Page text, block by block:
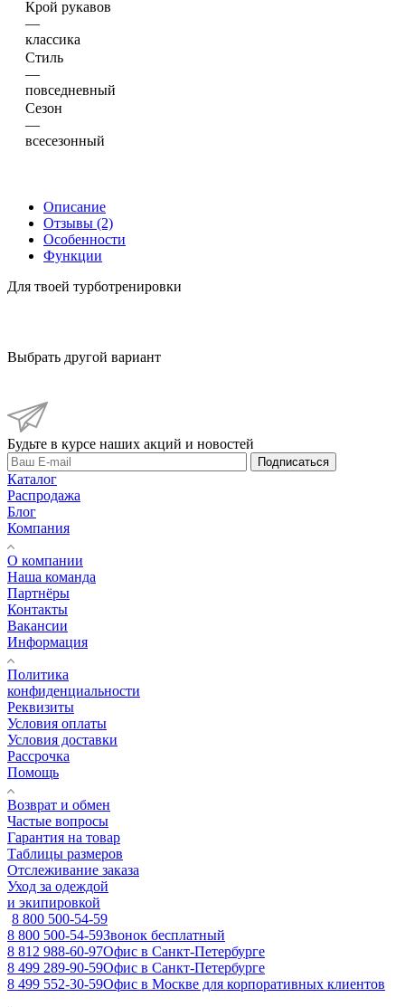
Крой рукавов
—
классика
Стиль
—
повседневный
Сезон
—
всесезонный
Описание
Отзывы (2)
Особенности
Функции
Для твоей турботренировки
Выбрать другой вариант
Будьте в курсе наших акций и новостей
Подписаться
Каталог
Распродажа
Блог
Компания
О компании
Наша команда
Партнёры
Контакты
Вакансии
Информация
Политика
конфиденциальности
Реквизиты
Условия оплаты
Условия доставки
Рассрочка
Помощь
Возврат и обмен
Частые вопросы
Гарантия на товар
Таблицы размеров
Отслеживание заказа
Уход за одеждой
и экипировкой
8 800 500-54-59
8 800 500-54-59Звонок бесплатный
8 812 988-60-97Офис в Санкт-Петербурге
8 499 289-90-59Офис в Санкт-Петербурге
8 499 552-30-59Офис в Москве для корпоративных клиентов